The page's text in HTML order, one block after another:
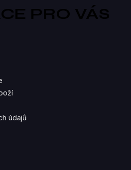
PRO VÁS
údajů